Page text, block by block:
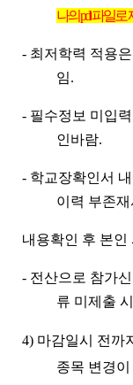
나의pdf파일로
- 최저학력 적용
임.
- 필수정보 미입
인바람.
- 학교장확인서
이력 부존
내용확인 후 본인
- 전산으로 참가
류 미제출
4) 마감일시 전까
종목 변경